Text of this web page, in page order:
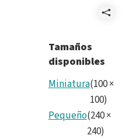
-
Tamaños
disponibles
Miniatura(100×
100)
Pequeño(240×
240)